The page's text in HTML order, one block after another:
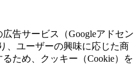
告サービス（Googleアドセン
、ユーザーの興味に応じた商
ため、クッキー（Cookie）を